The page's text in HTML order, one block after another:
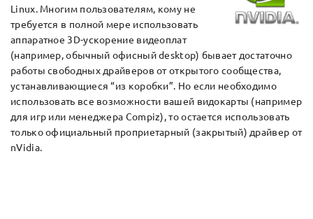
Linux. Многим пользователям, кому не
требуется в полной мере использовать
аппаратное 3D-ускорение видеоплат
(например, обычный офисный desktop) бывает достаточно
работы свободных драйверов от открытого сообщества,
устанавливающиеся “из коробки”. Но если необходимо
использовать все возможности вашей видокарты (например
для игр или менеджера Compiz), то остается использовать
только официальный проприетарный (закрытый) драйвер от
nVidia.